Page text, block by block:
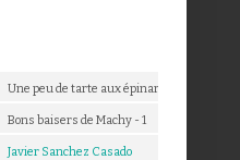
Une peu de tarte aux épinards
Bons baisers de Machy - 1
Javier Sanchez Casado